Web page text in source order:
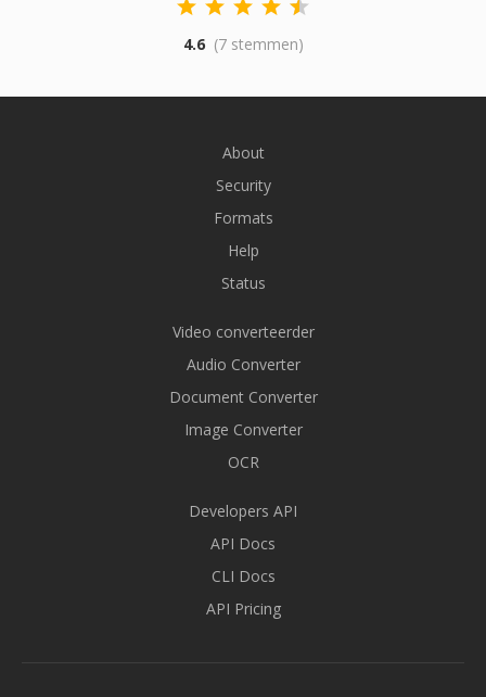
4.6 (7 stemmen)
About
Security
Formats
Help
Status
Video converteerder
Audio Converter
Document Converter
Image Converter
OCR
Developers API
API Docs
CLI Docs
API Pricing